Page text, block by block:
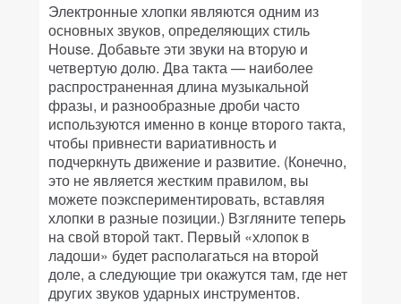
Электронные хлопки являются одним из
основных звуков, определяющих стиль
House. Добавьте эти звуки на вторую и
четвертую долю. Два такта — наиболее
распространенная длина музыкальной
фразы, и разнообразные дроби часто
используются именно в конце второго такта,
чтобы привнести вариативность и
подчеркнуть движение и развитие. (Конечно,
это не является жестким правилом, вы
можете поэкспериментировать, вставляя
хлопки в разные позиции.) Взгляните теперь
на свой второй такт. Первый «хлопок в
ладоши» будет располагаться на второй
доле, а следующие три окажутся там, где нет
других звуков ударных инструментов.